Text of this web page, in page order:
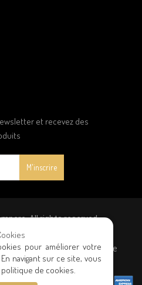
et recevez des
All rights reserved
policy|General terms of sale
pour améliorer votre
navigant sur ce site, vous
de cookies.